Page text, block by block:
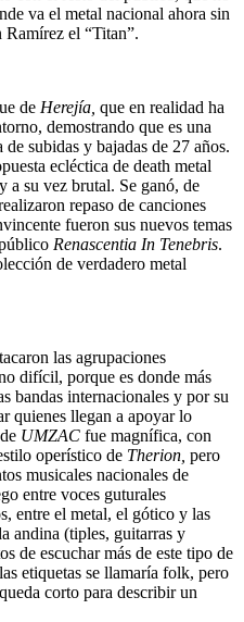
va el metal nacional ahora sin
el “Titan”.
de Herejía, que en realidad ha
demostrando que es una
subidas y bajadas de 27 años.
ecléctica de death metal
a su vez brutal. Se ganó, de
repaso de canciones
fueron sus nuevos temas
Renascentia In Tenebris.
de verdadero metal
las agrupaciones
difícil, porque es donde más
bandas internacionales y por su
quienes llegan a apoyar lo
UMZAC fue magnífica, con
operístico de Therion, pero
musicales nacionales de
entre voces guturales
entre el metal, el gótico y las
andina (tiples, guitarras y
de escuchar más de este tipo de
etiquetas se llamaría folk, pero
corto para describir un